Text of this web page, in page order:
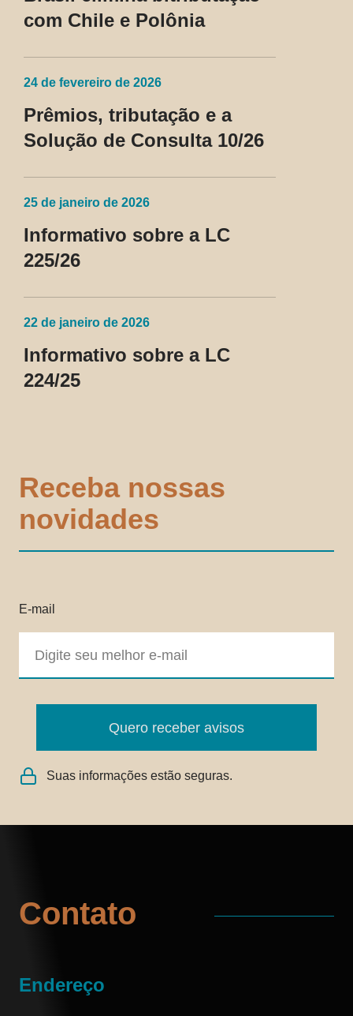
com Chile e Polônia
24 de fevereiro de 2026
Prêmios, tributação e a
Solução de Consulta 10/26
25 de janeiro de 2026
Informativo sobre a LC
225/26
22 de janeiro de 2026
Informativo sobre a LC
224/25
Receba nossas
novidades
E-mail
Quero receber avisos
Suas informações estão seguras.
Contato
Endereço